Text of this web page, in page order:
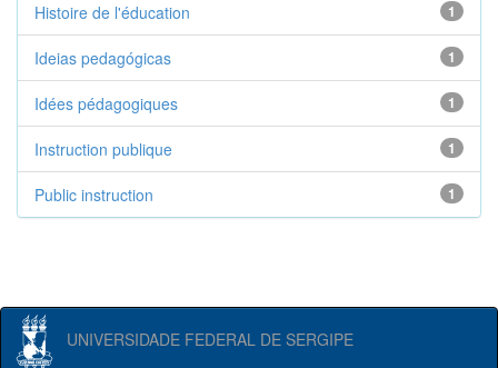
1
Histoire de l'éducation
1
Ideias pedagógicas
1
Idées pédagogiques
1
Instruction publique
1
Public instruction
UNIVERSIDADE FEDERAL DE SERGIPE